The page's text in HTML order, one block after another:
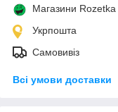
Магазини Rozetka
Укрпошта
Самовивіз
Всі умови доставки